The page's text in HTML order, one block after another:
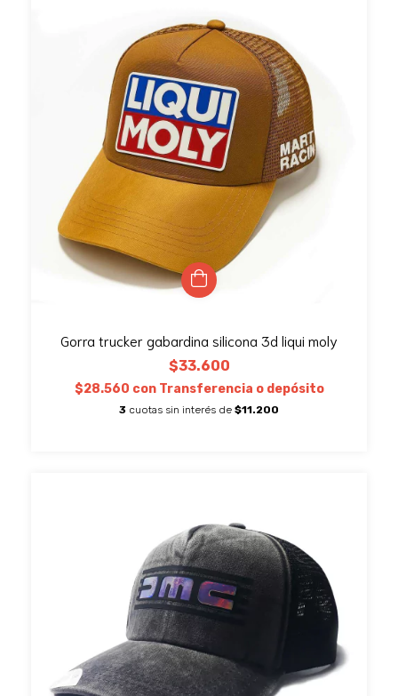
Gorra trucker gabardina silicona 3d liqui moly
$33.600
$28.560 con Transferencia o depósito
3 cuotas sin interés de $11.200